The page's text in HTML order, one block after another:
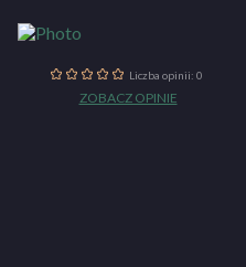
Liczba opinii: 0
ZOBACZ OPINIE